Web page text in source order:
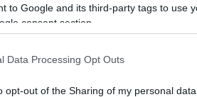
to Google and its third-party tags to use
consent section.
Data Processing Opt Outs
opt-out of the Sharing of my personal data.
homografem; homografie;